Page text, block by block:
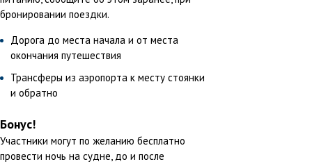
бронировании поездки.
Дорога до места начала и от места
окончания путешествия
Трансферы из аэропорта к месту стоянки
и обратно
Бонус!
Участники могут по желанию бесплатно
провести ночь на судне, до и после